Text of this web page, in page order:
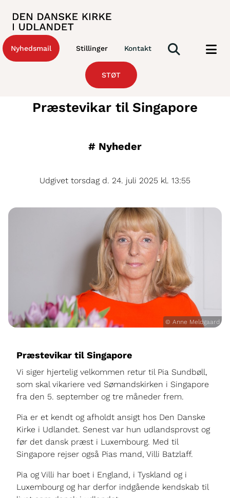
Kontakt
Stillinger
Nyhedsmail
STØT
Præstevikar til Singapore
# Nyheder
Udgivet torsdag d. 24. juli 2025 kl. 13:55
© Anne Meldgaard
Præstevikar til Singapore
Vi siger hjertelig velkommen retur til Pia Sundbøll,
som skal vikariere ved Sømandskirken i Singapore
fra den 5. september og tre måneder frem.
Pia er et kendt og afholdt ansigt hos Den Danske
Kirke i Udlandet. Senest var hun udlandsprovst og
før det dansk præst i Luxembourg. Med til
Singapore rejser også Pias mand, Villi Batzlaff.
Pia og Villi har boet i England, i Tyskland og i
Luxembourg og har derfor indgående kendskab til